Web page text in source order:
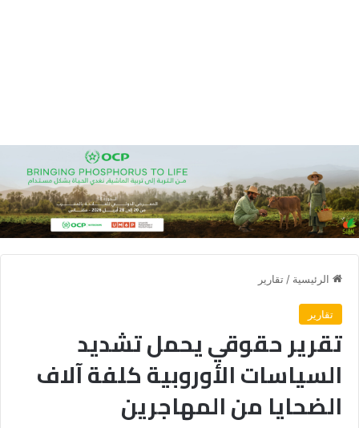
الرئيسية / تقارير
تقارير
تقرير حقوقي يحمل تشديد
السياسات الأوروبية كلفة آلاف
الضحايا من المهاجرين